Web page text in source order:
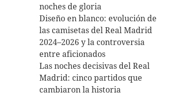
noches de gloria
Diseño en blanco: evolución de
las camisetas del Real Madrid
2024–2026 y la controversia
entre aficionados
Las noches decisivas del Real
Madrid: cinco partidos que
cambiaron la historia